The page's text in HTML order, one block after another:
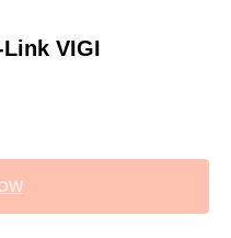
Link VIGI